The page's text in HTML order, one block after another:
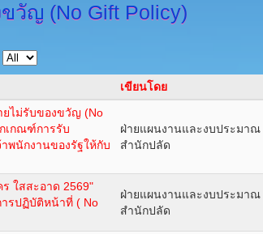
ขวัญ (No Gift Policy)
เขียนโดย
ไม่รับของขวัญ (No
เกณฑ์การรับ
พนักงานของรัฐให้กับ
ฝ่ายแผนงานและงบประมาณ
สำนักปลัด
ใสสะอาด 2569"
รปฏิบัติหน้าที่ ( No
ฝ่ายแผนงานและงบประมาณ
สำนักปลัด